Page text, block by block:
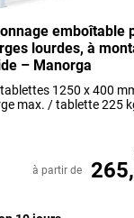
emboîtable
lourdes, à
– Manorga
tablettes 1250 x 400
max. / tablette 225
à partir de